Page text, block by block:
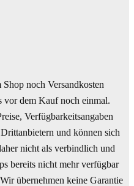
noch Versandkosten
vor dem Kauf noch einmal.
Verfügbarkeitsangaben
und können sich
nicht als verbindlich und
bereits nicht mehr verfügbar
übernehmen keine Garantie